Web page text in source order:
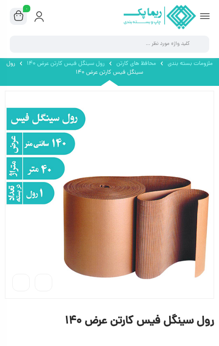
۰
ملزومات بسته بندی محافظ های کارتن رول سینگل فیس کارتن عرض ۱۴۰
رول
سینگل فیس کارتن عرض ۱۴۰
رول سینگل فیس کارتن عرض ۱۴۰